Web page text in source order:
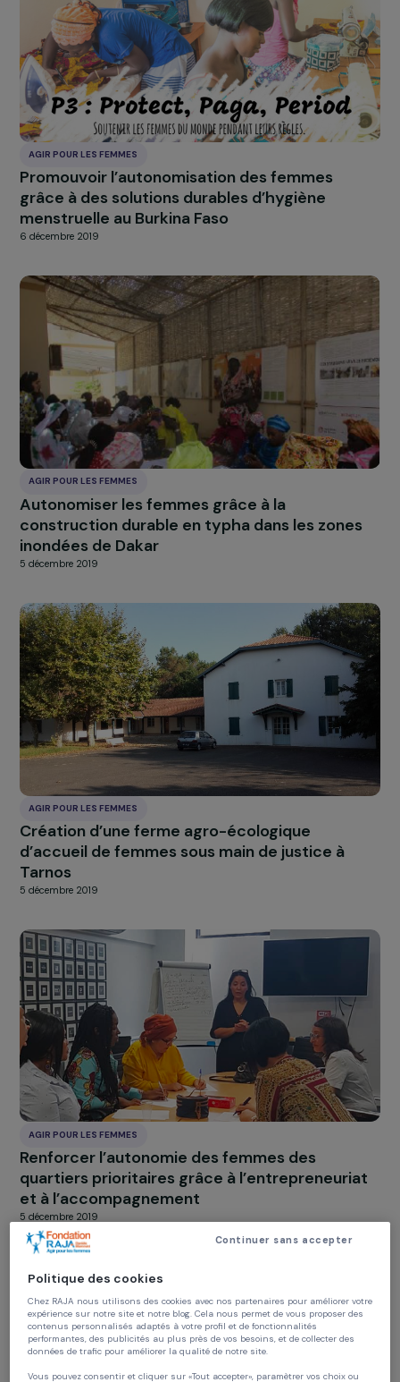
AGIR POUR LES FEMMES
grâce à des solutions durables d’hygiène
menstruelle au Burkina Faso
6 décembre 2019
AGIR POUR LES FEMMES
Autonomiser les femmes grâce à la
construction durable en typha dans les
inondées de Dakar
5 décembre 2019
AGIR POUR LES FEMMES
Création d’une ferme agro-écologique
d’accueil de femmes sous main de justice à
Tarnos
5 décembre 2019
AGIR POUR LES FEMMES
Renforcer l’autonomie des femmes des